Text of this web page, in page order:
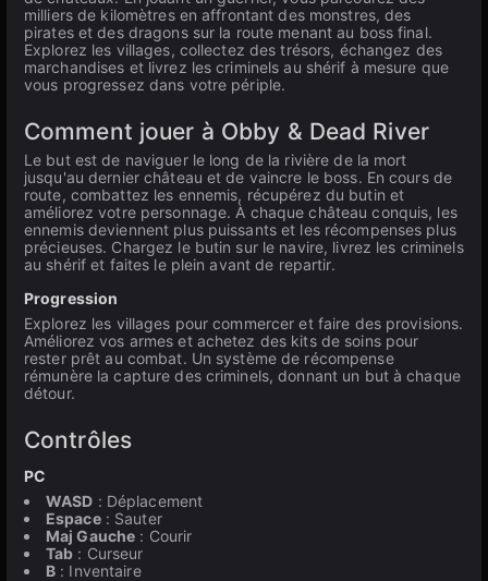
milliers de kilomètres en affrontant des monstres, des
pirates et des dragons sur la route menant au boss final.
Explorez les villages, collectez des trésors, échangez des
marchandises et livrez les criminels au shérif à mesure que
vous progressez dans votre périple.
Comment jouer à Obby & Dead River
Le but est de naviguer le long de la rivière de la mort
jusqu'au dernier château et de vaincre le boss. En cours de
route, combattez les ennemis, récupérez du butin et
améliorez votre personnage. À chaque château conquis, les
ennemis deviennent plus puissants et les récompenses plus
précieuses. Chargez le butin sur le navire, livrez les criminels
au shérif et faites le plein avant de repartir.
Progression
Explorez les villages pour commercer et faire des provisions.
Améliorez vos armes et achetez des kits de soins pour
rester prêt au combat. Un système de récompense
rémunère la capture des criminels, donnant un but à chaque
détour.
Contrôles
PC
WASD : Déplacement
Espace: Sauter
Maj Gauche : Courir
Tab : Curseur
B : Inventaire